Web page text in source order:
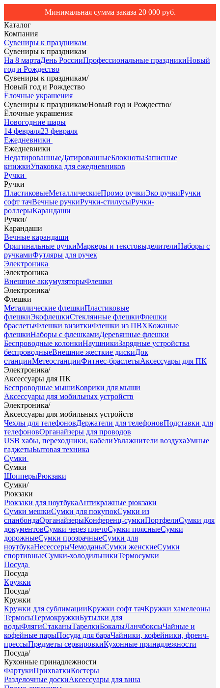
Минимальная сумма заказа 20 000 руб.
Каталог
Компания
Сувениры к праздникам
Сувениры к праздникам
На 8 мартаДень РоссииПрофессиональные праздникиНовый
год и Рождество
Сувениры к праздникам/
Новый год и Рождество
Ёлочные украшения
Сувениры к праздникам/Новый год и Рождество/
Ёлочные украшения
Новогодние шары
14 февраля23 февраля
Ежедневники
Ежедневники
НедатированныеДатированныеБлокнотыЗаписные
книжкиУпаковка для ежедневников
Ручки
Ручки
ПластиковыеМеталлическиеПромо ручкиЭко ручкиРучки
софт тачВечные ручкиРучки-стилусыРучки-
роллерыКарандаши
Ручки/
Карандаши
Вечные карандаши
Оригинальные ручкиМаркеры и текстовыделителиНаборы с
ручкамиФутляры для ручек
Электроника
Электроника
Внешние аккумуляторыФлешки
Электроника/
Флешки
Металлические флешкиПластиковые
флешкиЭкофлешкиСтеклянные флешкиФлешки
браслетыФлешки визиткиФлешки из ПВХКожаные
флешкиНаборы с флешкамиДеревянные флешки
Беспроводные колонкиНаушникиЗарядные устройства
беспроводныеВнешние жесткие дискиДок
станцииМетеостанцииФитнес-браслетыАксессуары для ПК
Электроника/
Аксессуары для ПК
Беспроводные мышиКоврики для мыши
Аксессуары для мобильных устройств
Электроника/
Аксессуары для мобильных устройств
Чехлы для телефоновДержатели для телефоновПодставки для
телефоновОрганайзеры для проводов
USB хабы, переходники, кабелиУвлажнители воздухаУмные
гаджетыБытовая техника
Сумки
Сумки
ШопперыРюкзаки
Сумки/
Рюкзаки
Рюкзаки для ноутбукаАнтикражные рюкзаки
Сумки мешкиСумки для покупокСумки из
спанбондаОрганайзерыКонференц-сумкиПортфелиСумки для
документовСумки через плечоСумки поясныеСумки
дорожныеСумки прозрачныеСумки для
ноутбукаНесессерыЧемоданыСумки женскиеСумки
спортивныеСумки-холодильникиТермосумки
Посуда
Посуда
Кружки
Посуда/
Кружки
Кружки для сублимацииКружки софт тачКружки хамелеоны
ТермосыТермокружкиБутылки для
водыФлягиСтаканыТарелкиБокалыЛанчбоксыЧайные и
кофейные парыПосуда для бараЧайники, кофейники, френч-
прессыПредметы сервировкиКухонные принадлежности
Посуда/
Кухонные принадлежности
ФартукиПрихваткиКостеры
Разделочные доскиАксессуары для вина